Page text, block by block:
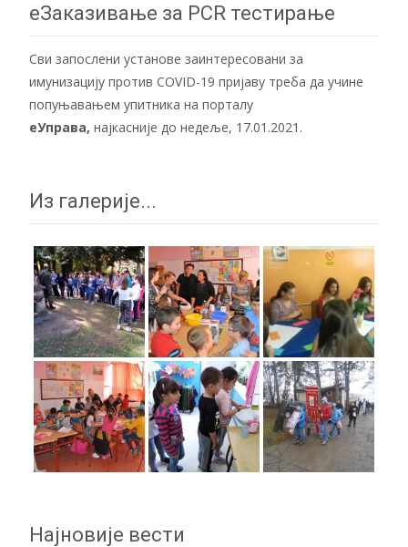
еЗаказивање за PCR тестирање
Сви запослени установе заинтересовани за
имунизацију против COVID-19 пријаву треба да учине
попуњавањем упитника на порталу
еУправа, најкасније до недеље, 17.01.2021.
Из галерије...
Најновије вести